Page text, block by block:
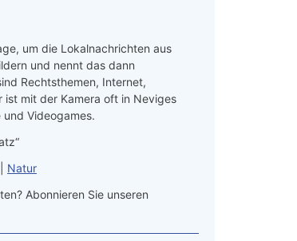
um die Lokalnachrichten aus
und nennt das dann
Rechtsthemen, Internet,
ist mit der Kamera oft in Neviges
Videogames.
Natur
Abonnieren Sie unseren